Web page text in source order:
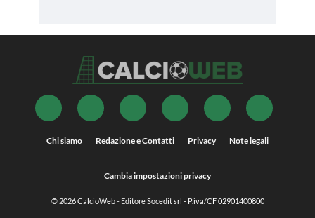
Chi siamo Redazione e Contatti Privacy Note legali
Cambia impostazioni privacy
© 2026CalcioWeb- Editore Socedit srl - P.iva/CF 02901400800